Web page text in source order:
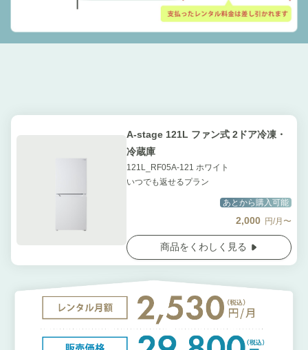
A-stage 121L ファン式 2ドア冷凍・
冷蔵庫
121L_RF05A-121 ホワイト
いつでも返せるプラン
あとから購入可能
2,000 円/月〜
商品をくわしく見る